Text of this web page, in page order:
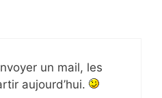
un mail, les
aujourd’hui.